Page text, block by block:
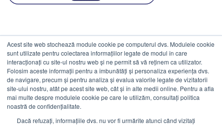
Acest site web stochează module cookie pe computerul dvs. Modulele cookie
sunt utilizate pentru colectarea informațiilor legate de modul în care
interacționați cu site-ul nostru web și ne permit să vă reținem ca utilizator.
Folosim aceste informații pentru a îmbunătăți și personaliza experiența dvs.
de navigare, precum și pentru analiza și evalua valorile legate de vizitatorii
site-ului nostru, atât pe acest site web, cât și în alte medii online. Pentru a afla
mai multe despre modulele cookie pe care le utilizăm, consultați politica
noastră de confidențialitate.
Dacă refuzați, informațiile dvs. nu vor fi urmărite atunci când vizitați
DATE COMERCIALE
ESTICO S.R.L.
CIF: RO1094402.
Reg.Com: J08/469/1991.